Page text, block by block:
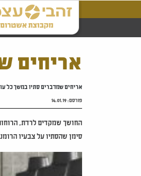
אריחים
אריחים שמדברים סתיו במשך כל
פורסם:14.01.19
החושך שמקדים לרדת,
סימן שהסתיו על צבעיו